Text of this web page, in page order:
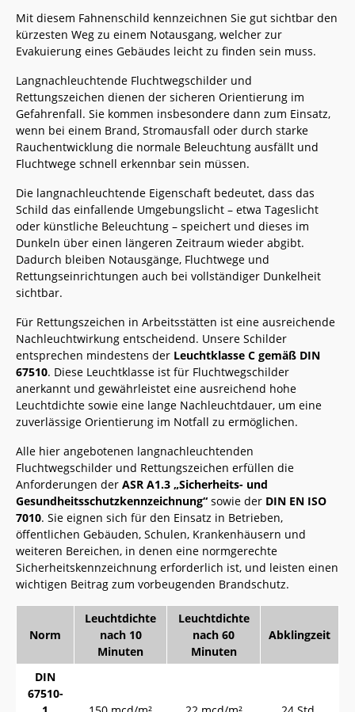
Mit diesem Fahnenschild kennzeichnen Sie gut sichtbar den
kürzesten Weg zu einem Notausgang, welcher zur
Evakuierung eines Gebäudes leicht zu finden sein muss.
Langnachleuchtende Fluchtwegschilder und
Rettungszeichen dienen der sicheren Orientierung im
Gefahrenfall. Sie kommen insbesondere dann zum Einsatz,
wenn bei einem Brand, Stromausfall oder durch starke
Rauchentwicklung die normale Beleuchtung ausfällt und
Fluchtwege schnell erkennbar sein müssen.
Die langnachleuchtende Eigenschaft bedeutet, dass das
Schild das einfallende Umgebungslicht – etwa Tageslicht
oder künstliche Beleuchtung – speichert und dieses im
Dunkeln über einen längeren Zeitraum wieder abgibt.
Dadurch bleiben Notausgänge, Fluchtwege und
Rettungseinrichtungen auch bei vollständiger Dunkelheit
sichtbar.
Für Rettungszeichen in Arbeitsstätten ist eine ausreichende
Nachleuchtwirkung entscheidend. Unsere Schilder
entsprechen mindestens der Leuchtklasse C gemäß DIN
67510. Diese Leuchtklasse ist für Fluchtwegschilder
anerkannt und gewährleistet eine ausreichend hohe
Leuchtdichte sowie eine lange Nachleuchtdauer, um eine
zuverlässige Orientierung im Notfall zu ermöglichen.
Alle hier angebotenen langnachleuchtenden
Fluchtwegschilder und Rettungszeichen erfüllen die
Anforderungen der ASR A1.3 „Sicherheits- und
Gesundheitsschutzkennzeichnung“ sowie der DIN EN ISO
7010. Sie eignen sich für den Einsatz in Betrieben,
öffentlichen Gebäuden, Schulen, Krankenhäusern und
weiteren Bereichen, in denen eine normgerechte
Sicherheitskennzeichnung erforderlich ist, und leisten einen
wichtigen Beitrag zum vorbeugenden Brandschutz.
Norm
Leuchtdichte
nach 10
Minuten
Leuchtdichte
nach 60
Minuten
Abklingzeit
DIN
67510-